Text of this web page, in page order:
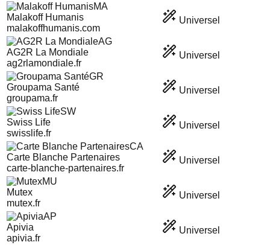
MA
Malakoff Humanis
malakoffhumanis.com
Universel
AG
AG2R La Mondiale
ag2rlamondiale.fr
Universel
GR
Groupama Santé
groupama.fr
Universel
SW
Swiss Life
swisslife.fr
Universel
CA
Carte Blanche Partenaires
carte-blanche-partenaires.fr
Universel
MU
Mutex
mutex.fr
Universel
AP
Apivia
apivia.fr
Universel